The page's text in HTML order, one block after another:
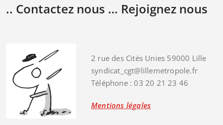
.. Contactez nous … Rejoignez nous
2 rue des Cités Unies 59000 Lille
syndicat_cgt@lillemetropole.fr
Téléphone : 03 20 21 23 46
Mentions légales